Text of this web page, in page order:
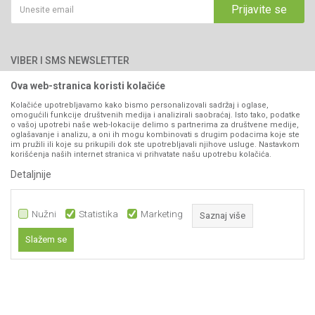
066/44-99-00
Kontakt
Kako kupiti
Isporuka
Pravo na odustajanje
Reklamacije
Povraćaj sredstava
Zamjena artikala
Plaćanje karticama
Prijavite se
VIBER I SMS NEWSLETTER
PRATITE NAS
Ova web-stranica koristi kolačiće
Kolačiće upotrebljavamo kako bismo personalizovali sadržaj i oglase,
omogućili funkcije društvenih medija i analizirali saobraćaj. Isto tako, podatke
o vašoj upotrebi naše web-lokacije delimo s partnerima za društvene medije,
oglašavanje i analizu, a oni ih mogu kombinovati s drugim podacima koje ste
im pružili ili koje su prikupili dok ste upotrebljavali njihove usluge. Nastavkom
korišćenja naših internet stranica vi prihvatate našu upotrebu kolačića.
Detaljnije
Nužni Statistika Marketing Saznaj više
Slažem se